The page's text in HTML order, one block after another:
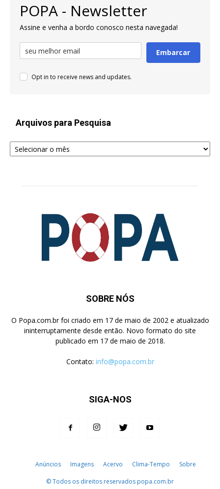
POPA - Newsletter
Assine e venha a bordo conosco nesta navegada!
Embarcar
Opt in to receive news and updates.
Arquivos para Pesquisa
Arquivos
para
SOBRE NÓS
O Popa.com.br foi criado em 17 de maio de 2002 e atualizado
ininterruptamente desde então. Novo formato do site
publicado em 17 de maio de 2018.
Contato: info@popa.com.br
SIGA-NOS
Anúncios Imagens Acervo Clima-Tempo Sobre
© Todos os direitos reservados popa.com.br